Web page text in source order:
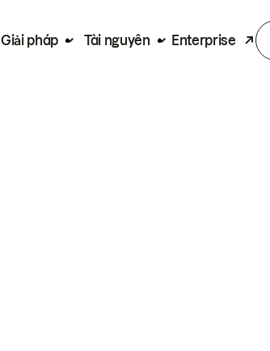
Giải pháp Tài nguyên Enterprise